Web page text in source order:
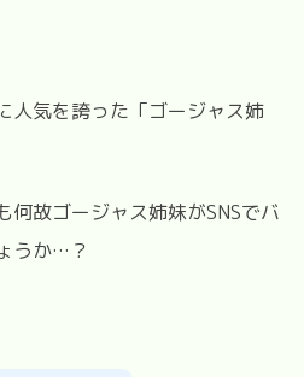
人気を誇った「ゴージャス姉
何故ゴージャス姉妹がSNSでバ
うか…？